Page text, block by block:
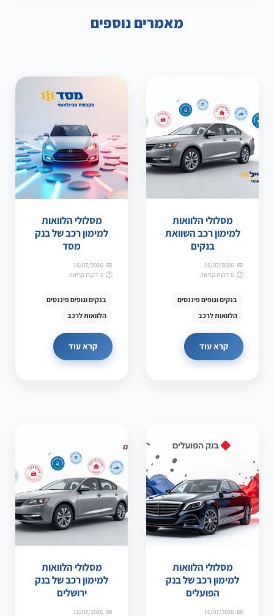
מאמרים נוספים
מסלולי הלוואות
למימון רכב השוואת
בנקים
16/07/2026
6 דקות קריאה
בנקים וגופים פיננסים
הלוואות לרכב
קרא עוד
מסלולי הלוואות
למימון רכב של בנק
מסד
16/07/2026
3 דקות קריאה
בנקים וגופים פיננסים
הלוואות לרכב
קרא עוד
מסלולי הלוואות
למימון רכב של בנק
הפועלים
16/07/2026
מסלולי הלוואות
למימון רכב של בנק
ירושלים
16/07/2026